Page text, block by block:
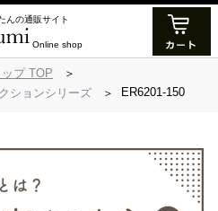
んの通販サイト
Online shop
プ TOP
ションシリーズ
ER6201-150